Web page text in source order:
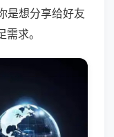
是想分享给好友
求。